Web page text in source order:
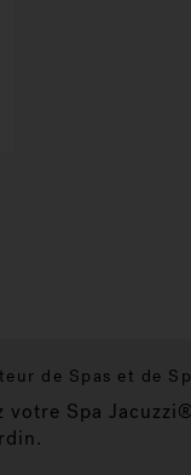
de Spas et de
votre Spa